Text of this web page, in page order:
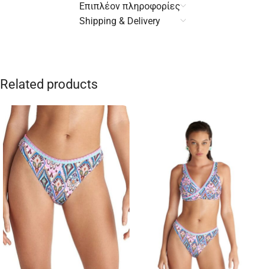
Επιπλέον πληροφορίες
Shipping & Delivery
Related products